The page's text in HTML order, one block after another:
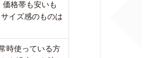
格帯も安いも
イズ感のものは
時使っている方